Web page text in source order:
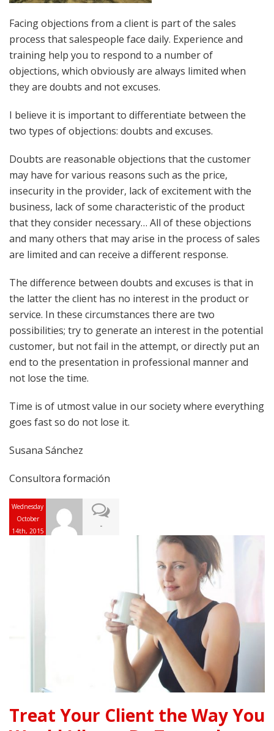
Facing objections from a client is part of the sales
process that salespeople face daily. Experience and
training help you to respond to a number of
objections, which obviously are always limited when
they are doubts and not excuses.
I believe it is important to differentiate between the
two types of objections: doubts and excuses.
Doubts are reasonable objections that the customer
may have for various reasons such as the price,
insecurity in the provider, lack of excitement with the
business, lack of some characteristic of the product
that they consider necessary… All of these objections
and many others that may arise in the process of sales
are limited and can receive a different response.
The difference between doubts and excuses is that in
the latter the client has no interest in the product or
service. In these circumstances there are two
possibilities; try to generate an interest in the potential
customer, but not fail in the attempt, or directly put an
end to the presentation in professional manner and
not lose the time.
Time is of utmost value in our society where everything
goes fast so do not lose it.
Susana Sánchez
Consultora formación
Wednesday
October
14th, 2015
-
Treat Your Client the Way You